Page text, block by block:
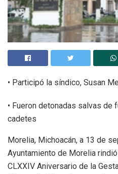
• Participó la síndico, Susan
• Fueron detonadas salvas de
cadetes
Morelia, Michoacán, a 13 de
Ayuntamiento de Morelia
CLXXIV Aniversario de la